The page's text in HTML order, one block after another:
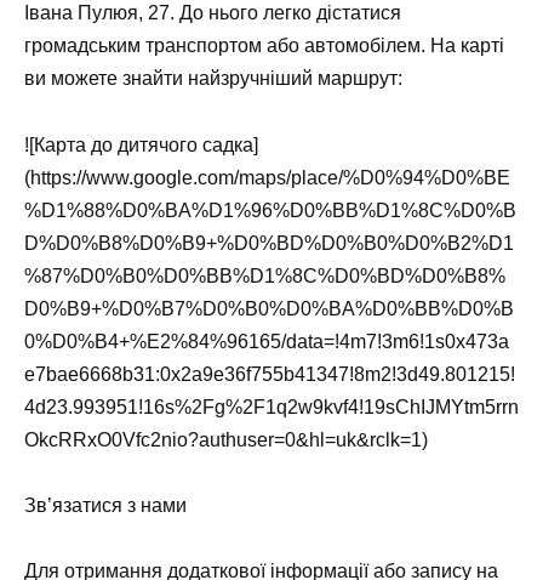
Івана Пулюя, 27. До нього легко дістатися
громадським транспортом або автомобілем. На карті
ви можете знайти найзручніший маршрут:
![Карта до дитячого садка]
(https://www.google.com/maps/place/%D0%94%D0%BE
%D1%88%D0%BA%D1%96%D0%BB%D1%8C%D0%B
D%D0%B8%D0%B9+%D0%BD%D0%B0%D0%B2%D1
%87%D0%B0%D0%BB%D1%8C%D0%BD%D0%B8%
D0%B9+%D0%B7%D0%B0%D0%BA%D0%BB%D0%B
0%D0%B4+%E2%84%96165/data=!4m7!3m6!1s0x473a
e7bae6668b31:0x2a9e36f755b41347!8m2!3d49.801215!
4d23.993951!16s%2Fg%2F1q2w9kvf4!19sChIJMYtm5rrn
OkcRRxO0Vfc2nio?authuser=0&hl=uk&rclk=1)
Зв’язатися з нами
Для отримання додаткової інформації або запису на